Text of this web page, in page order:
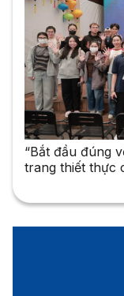
“Bắt đầu đúng
trang thiết thực